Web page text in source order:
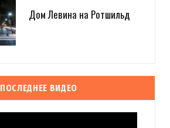
Дом Левина на Ротшильд
ПОСЛЕДНЕЕ ВИДЕО